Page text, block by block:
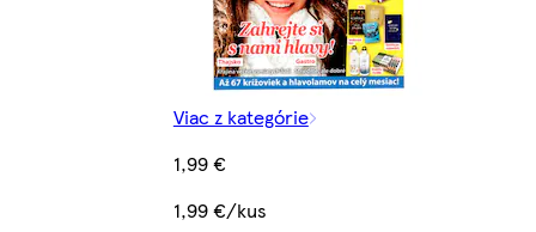
Viac z kategórie
1,99 €
1,99 €/kus